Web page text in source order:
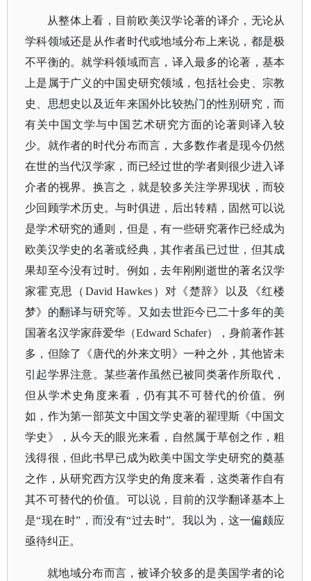
从整体上看，目前欧美汉学论著的译介，无论从
学科领域还是从作者时代或地域分布上来说，都是极
不平衡的。就学科领域而言，译入最多的论著，基本
上是属于广义的中国史研究领域，包括社会史、宗教
史、思想史以及近年来国外比较热门的性别研究，而
有关中国文学与中国艺术研究方面的论著则译入较
少。就作者的时代分布而言，大多数作者是现今仍然
在世的当代汉学家，而已经过世的学者则很少进入译
介者的视界。换言之，就是较多关注学界现状，而较
少回顾学术历史。与时俱进，后出转精，固然可以说
是学术研究的通则，但是，有一些研究著作已经成为
欧美汉学史的名著或经典，其作者虽已过世，但其成
果却至今没有过时。例如，去年刚刚逝世的著名汉学
家霍克思（ David Hawkes）对《楚辞》以及《红楼
梦》的翻译与研究等。又如去世距今已二十多年的美
国著名汉学家薛爱华（Edward Schafer），身前著作甚
多，但除了《唐代的外来文明》一种之外，其他皆未
引起学界注意。某些著作虽然已被同类著作所取代，
但从学术史角度来看，仍有其不可替代的价值。例
如，作为第一部英文中国文学史著的翟理斯《中国文
学史》，从今天的眼光来看，自然属于草创之作，粗
浅得很，但此书早已成为欧美中国文学史研究的奠基
之作，从研究西方汉学史的角度来看，这类著作自有
其不可替代的价值。可以说，目前的汉学翻译基本上
是“现在时”，而没有“过去时”。我以为，这一偏颇应
亟待纠正。
就地域分布而言，被译介较多的是美国学者的论